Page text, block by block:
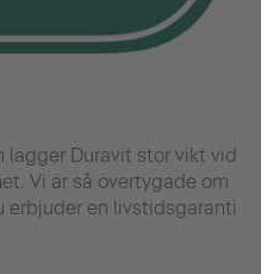
Duravit stor vikt vid
Vi är så övertygade om
erbjuder en livstidsgaranti